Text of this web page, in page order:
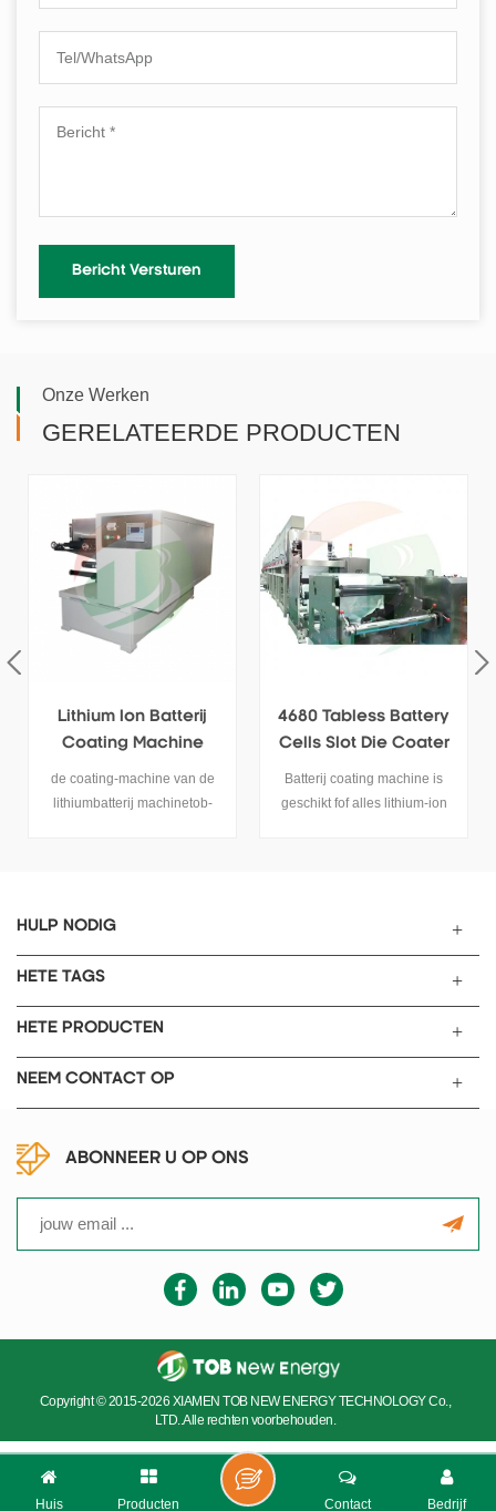
Onze Werken
GERELATEERDE PRODUCTEN
4680 Tabless Battery
Cells Slot Die Coater
Elektrodecoating
Machine
Batterij coating machine is
geschikt fof alles lithium-ion
Desktop Rol Om
Continue Coating
Machine Te Rollen
de tob-tbj-180c desktop
continue coatingmachine is
HULP NODIG
HETE TAGS
HETE PRODUCTEN
NEEM CONTACT OP
ABONNEER U OP ONS
Copyright © 2015-2026 XIAMEN TOB NEW ENERGY TECHNOLOGY Co.,
LTD..Alle rechten voorbehouden.
Huis Producten Bedrijf
Contact